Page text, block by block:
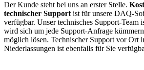
Der Kunde steht bei uns an erster Stelle.
technischer Supportist für unsere DAQ-
verfügbar. Unser technisches Support-Team
wird sich um jede Support-Anfrage
möglich lösen. Technischer Support vor Ort
Niederlassungen ist ebenfalls für Sie